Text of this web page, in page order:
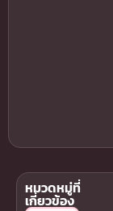
หมวดหมู่ที่
เกี่ยวข้อง